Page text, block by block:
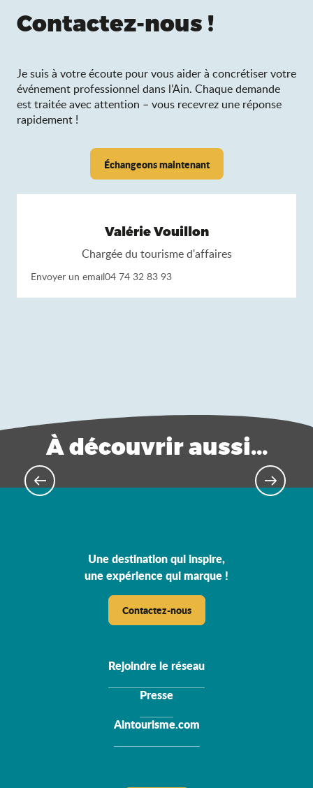
Contactez-nous !
Je suis à votre écoute pour vous aider à concrétiser votre
événement professionnel dans l’Ain. Chaque demande
est traitée avec attention – vous recevrez une réponse
rapidement !
Échangeons maintenant
Valérie Vouillon
Chargée du tourisme d'affaires
Envoyer un email04 74 32 83 93
À découvrir aussi...
Une destination qui inspire,
une expérience qui marque !
Contactez-nous
Rejoindre le réseau
Presse
Aintourisme.com